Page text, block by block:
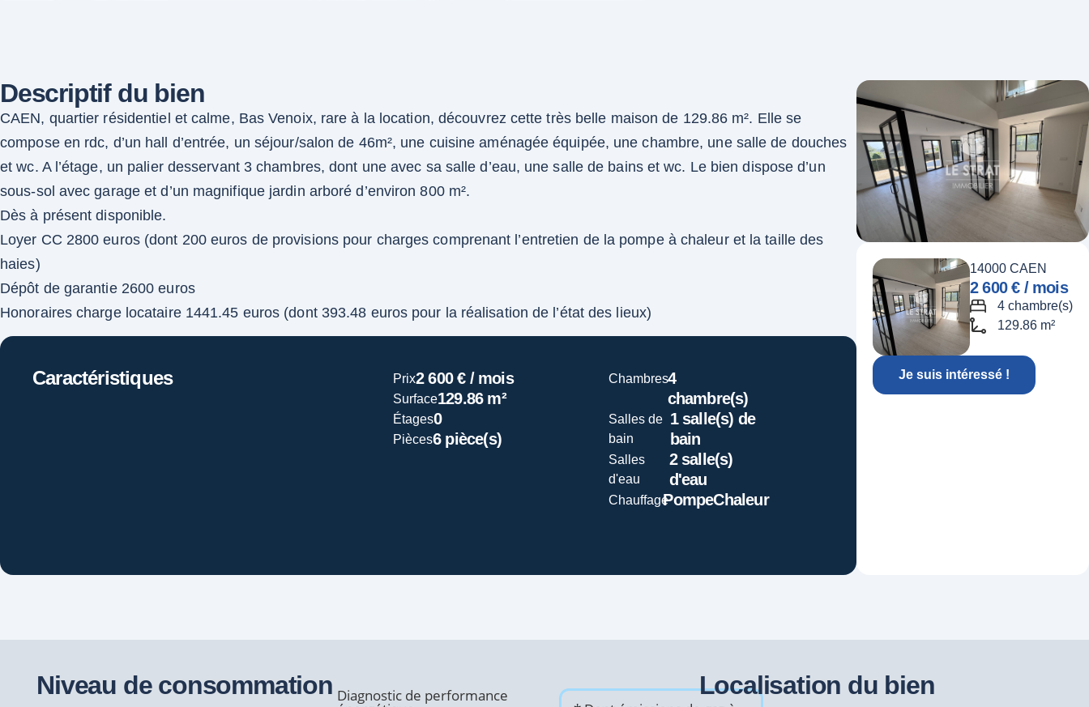
Descriptif du bien
CAEN, quartier résidentiel et calme, Bas Venoix, rare à la location, découvrez cette très belle maison de 129.86 m². Elle se
compose en rdc, d’un hall d’entrée, un séjour/salon de 46m², une cuisine aménagée équipée, une chambre, une salle de douches
et wc. A l’étage, un palier desservant 3 chambres, dont une avec sa salle d’eau, une salle de bains et wc. Le bien dispose d’un
sous-sol avec garage et d’un magnifique jardin arboré d’environ 800 m².
Dès à présent disponible.
Loyer CC 2800 euros (dont 200 euros de provisions pour charges comprenant l’entretien de la pompe à chaleur et la taille des
haies)
Dépôt de garantie 2600 euros
Honoraires charge locataire 1441.45 euros (dont 393.48 euros pour la réalisation de l’état des lieux)
Caractéristiques Prix2 600 € / mois
Surface129.86 m²
Étages0
Pièces6 pièce(s)
Chambres4
chambre(s)
Salles de
bain
1 salle(s) de
bain
Salles
d'eau
2 salle(s)
d'eau
ChauffagePompeChaleur
14000 CAEN
2 600 € / mois
4 chambre(s)
129.86 m²
Je suis intéressé !
Niveau de consommation Diagnostic de performance Localisation du bien